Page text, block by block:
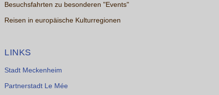
Besuchsfahrten zu besonderen "Events"
Reisen in europäische Kulturregionen
LINKS
Stadt Meckenheim
Partnerstadt Le Mée